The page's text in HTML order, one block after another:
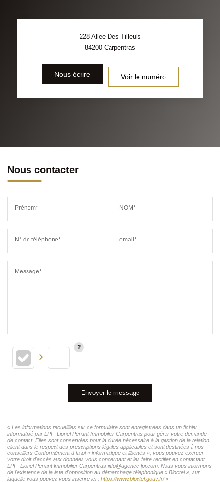
228 Allee Des Tilleuls
84200 Carpentras
Nous écrire Voir le numéro
Nous contacter
Prénom* NOM*
N° de téléphone* email*
Message*
Envoyer le message
« Les informations recueillies sur ce formulaire sont enregistrées dans un fichier
informatisé par LPI - Lionel Penant Immobilier Carpentras pour gérer votre demande
de contact. Elles sont conservées pour la durée nécessaire à la gestion de la relation
client dans le respect des prescriptions légales applicables et sont destinées à nos
conseillers Conformément à la loi « informatique et libertés », vous pouvez exercer
votre droit d'accès aux données vous concernant et les faire rectifier en contactant
LPI - Lionel Penant Immobilier Carpentras info@agence-lpi.com. Nous vous informons
de l'existence de la liste d'opposition au démarchage téléphonique « Bloctel », sur
laquelle vous pouvez vous inscrire ici : https://www.bloctel.gouv.fr/»